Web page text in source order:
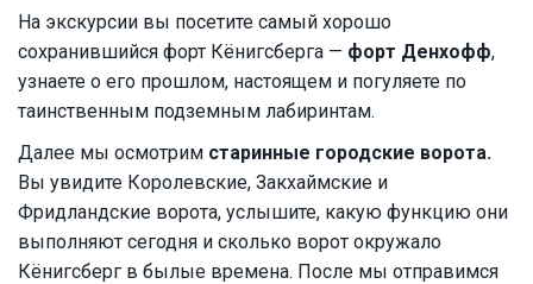
На экскурсии вы посетите самый хорошо
сохранившийся форт Кёнигсберга — форт Денхофф,
узнаете о его прошлом, настоящем и погуляете по
таинственным подземным лабиринтам.
Далее мы осмотрим старинные городские ворота.
Вы увидите Королевские, Закхаймские и
Фридландские ворота, услышите, какую функцию они
выполняют сегодня и сколько ворот окружало
Кёнигсберг в былые времена. После мы отправимся